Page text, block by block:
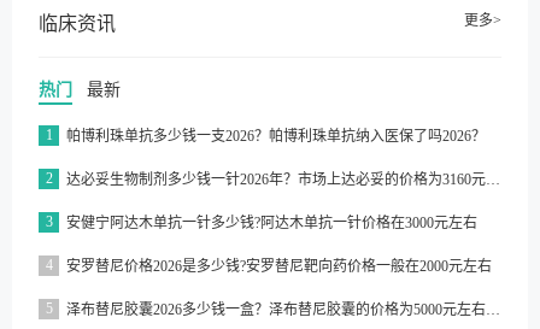
临床资讯 更多>
热门 最新
1 帕博利珠单抗多少钱一支2026？帕博利珠单抗纳入医保了吗2026？
2 达必妥生物制剂多少钱一针2026年？市场上达必妥的价格为3160元/支左右
3 安健宁阿达木单抗一针多少钱?阿达木单抗一针价格在3000元左右
4 安罗替尼价格2026是多少钱?安罗替尼靶向药价格一般在2000元左右
5 泽布替尼胶囊2026多少钱一盒？泽布替尼胶囊的价格为5000元左右一盒